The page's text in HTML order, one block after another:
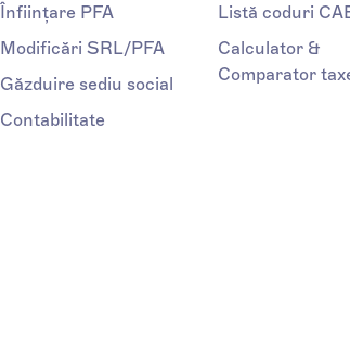
Înființare PFA
Modificări SRL/PFA
Găzduire sediu social
Contabilitate
Listă coduri
Calculator &
Comparator